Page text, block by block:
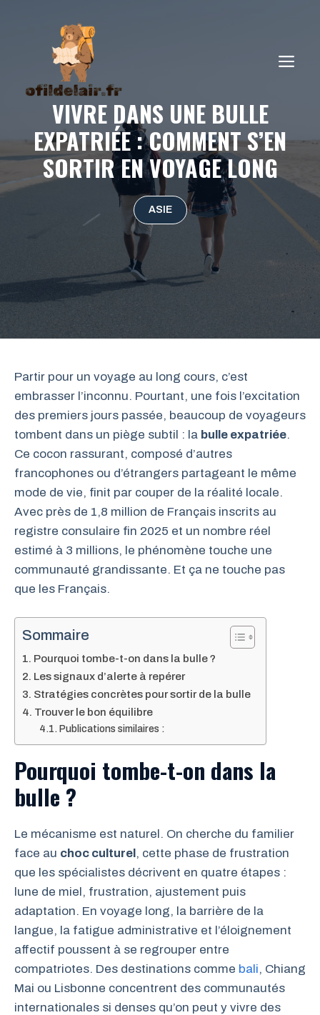
VIVRE DANS UNE BULLE
EXPATRIÉE : COMMENT S’EN
SORTIR EN VOYAGE LONG
ASIE
Partir pour un voyage au long cours, c’est
embrasser l’inconnu. Pourtant, une fois l’excitation
des premiers jours passée, beaucoup de voyageurs
tombent dans un piège subtil : la bulle expatriée.
Ce cocon rassurant, composé d’autres
francophones ou d’étrangers partageant le même
mode de vie, finit par couper de la réalité locale.
Avec près de 1,8 million de Français inscrits au
registre consulaire fin 2025 et un nombre réel
estimé à 3 millions, le phénomène touche une
communauté grandissante. Et ça ne touche pas
que les Français.
Sommaire
Pourquoi tombe-t-on dans la bulle ?
Les signaux d’alerte à repérer
Stratégies concrètes pour sortir de la bulle
Trouver le bon équilibre
Publications similaires :
Pourquoi tombe-t-on dans la
bulle ?
Le mécanisme est naturel. On cherche du familier
face au choc culturel, cette phase de frustration
que les spécialistes décrivent en quatre étapes :
lune de miel, frustration, ajustement puis
adaptation. En voyage long, la barrière de la
langue, la fatigue administrative et l’éloignement
affectif poussent à se regrouper entre
compatriotes. Des destinations comme bali, Chiang
Mai ou Lisbonne concentrent des communautés
internationales si denses qu’on peut y vivre des